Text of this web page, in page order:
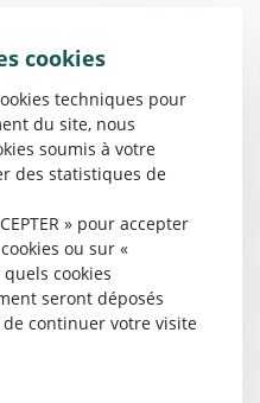
cookies
techniques pour
du site, nous
soumis à votre
des statistiques de
» pour accepter
ou sur «
quels cookies
seront déposés
continuer votre visite